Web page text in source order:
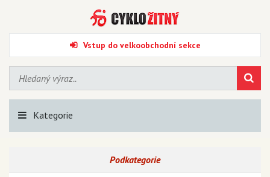
Vstup do velkoobchodní sekce
Kategorie
Podkategorie